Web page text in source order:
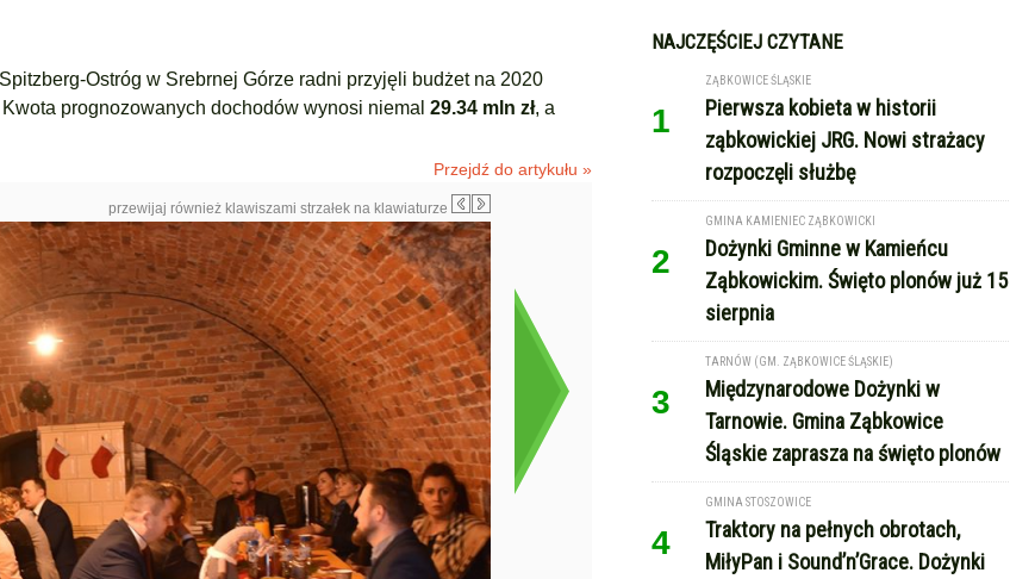
Ostróg w Srebrnej Górze radni przyjęli budżet na 2020
Kwota prognozowanych dochodów wynosi niemal 29.34 mln zł, a
Przejdź do artykułu »
przewijaj również klawiszami strzałek na klawiaturze
NAJCZĘŚCIEJ CZYTANE
1
ZĄBKOWICE ŚLĄSKIE
Pierwsza kobieta w historii
ząbkowickiej JRG. Nowi strażacy
rozpoczęli służbę
2
GMINA KAMIENIEC ZĄBKOWICKI
Dożynki Gminne w Kamieńcu
Ząbkowickim. Święto plonów już 15
sierpnia
3
TARNÓW (GM. ZĄBKOWICE ŚLĄSKIE)
Międzynarodowe Dożynki w
Tarnowie. Gmina Ząbkowice
Śląskie zaprasza na święto plonów
4
GMINA STOSZOWICE
Traktory na pełnych obrotach,
MiłyPan i Sound’n’Grace. Dożynki